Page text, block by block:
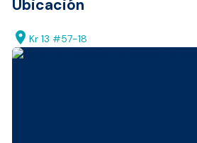
Ubicación
location_on Kr 13 #57-18